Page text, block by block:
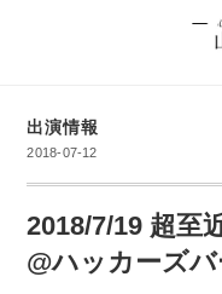
出演情報
2018-07-12
2018/7/19 超至
@ハッカーズ